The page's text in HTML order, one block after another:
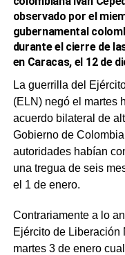
observado por el
gubernamental
durante el cierre de
en Caracas, el 12 de
La guerrilla del
(ELN) negó el martes
acuerdo bilateral de
Gobierno de
autoridades habían
una tregua de seis
el 1 de enero.
Contrariamente a lo
Ejército de Liberación
martes 3 de enero